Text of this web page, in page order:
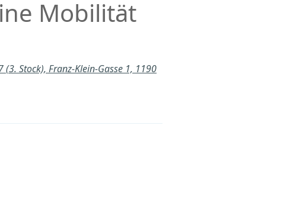
Mobilität
Stock), Franz-Klein-Gasse 1, 1190